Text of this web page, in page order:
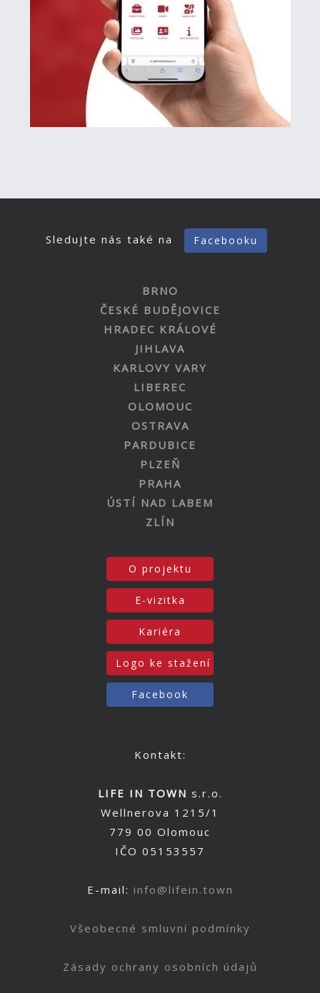
Sledujte nás také na Facebooku
BRNO
ČESKÉ BUDĚJOVICE
HRADEC KRÁLOVÉ
JIHLAVA
KARLOVY VARY
LIBEREC
OLOMOUC
OSTRAVA
PARDUBICE
PLZEŇ
PRAHA
ÚSTÍ NAD LABEM
ZLÍN
O projektu
E-vizitka
Kariéra
Logo ke stažení
Facebook
Kontakt:
LIFE IN TOWN s.r.o.
Wellnerova 1215/1
779 00 Olomouc
IČO 05153557
E-mail: info@lifein.town
Všeobecné smluvní podmínky
Zásady ochrany osobních údajů